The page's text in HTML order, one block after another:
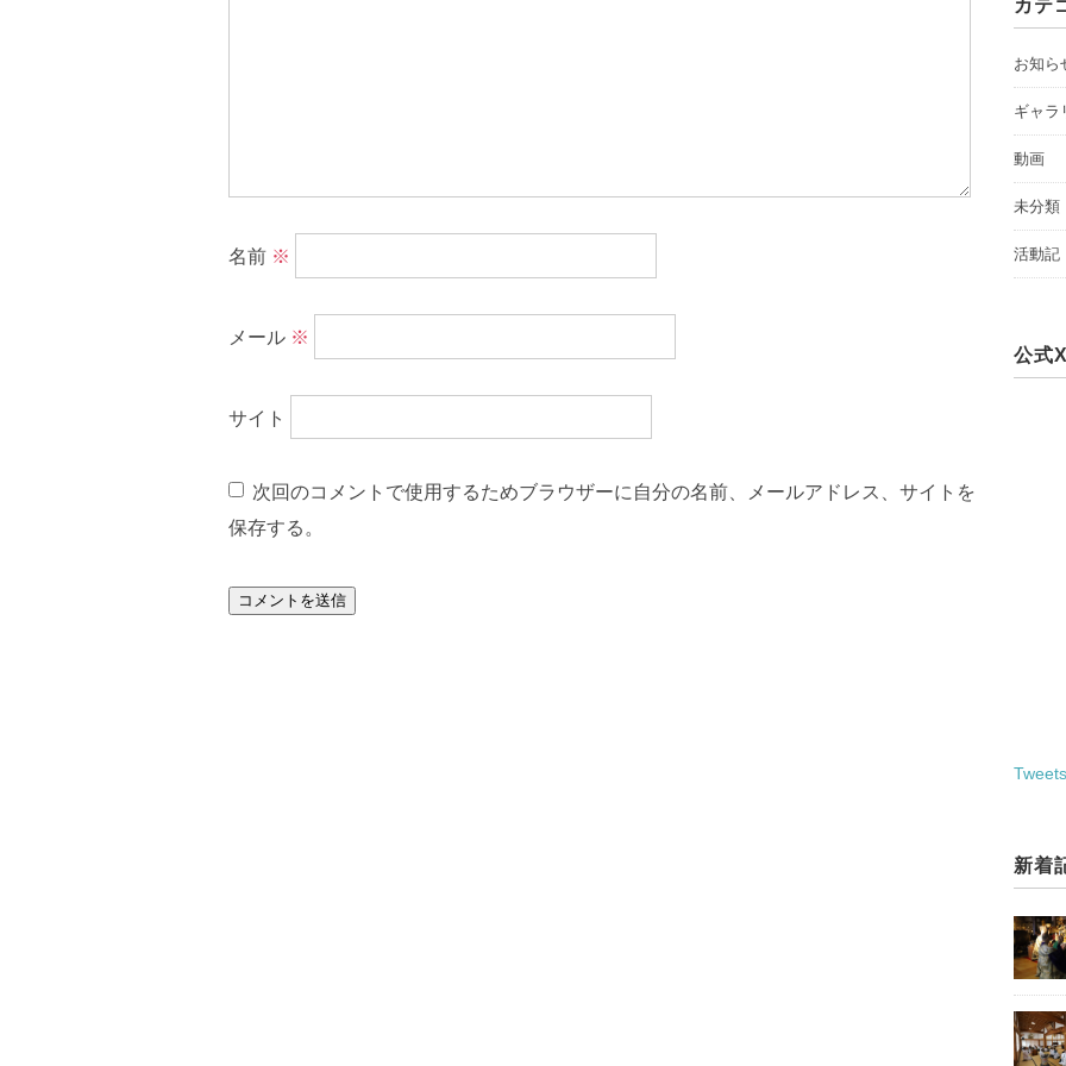
名前 ※
メール ※
サイト
次回のコメントで使用するためブラウザーに自分の名前、メールアドレス、サイトを
保存する。
カテ
お知ら
ギャラ
動画
未分類
活動記
公式X
新着